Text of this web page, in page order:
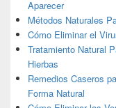
Aparecer
Métodos Naturales
Cómo Eliminar el
Tratamiento Natural
Hierbas
Remedios Caseros
Forma Natural